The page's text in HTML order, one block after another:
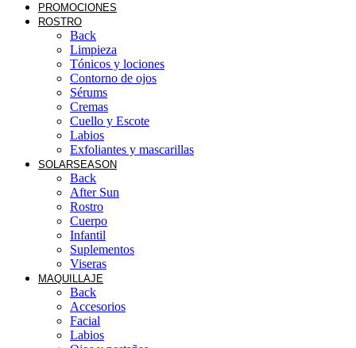
PROMOCIONES
ROSTRO
Back
Limpieza
Tónicos y lociones
Contorno de ojos
Sérums
Cremas
Cuello y Escote
Labios
Exfoliantes y mascarillas
SOLARSEASON
Back
After Sun
Rostro
Cuerpo
Infantil
Suplementos
Viseras
MAQUILLAJE
Back
Accesorios
Facial
Labios